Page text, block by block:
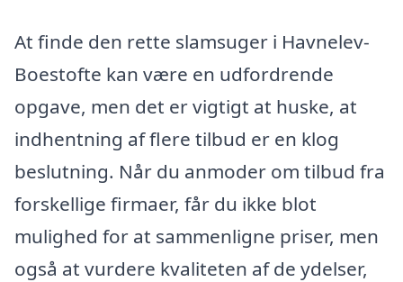
At finde den rette slamsuger i Havnelev-
Boestofte kan være en udfordrende
opgave, men det er vigtigt at huske, at
indhentning af flere tilbud er en klog
beslutning. Når du anmoder om tilbud fra
forskellige firmaer, får du ikke blot
mulighed for at sammenligne priser, men
også at vurdere kvaliteten af de ydelser,